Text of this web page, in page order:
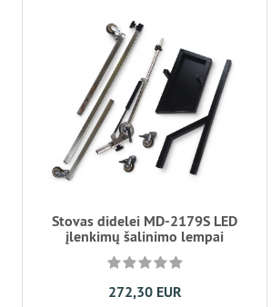
Stovas didelei MD-2179S LED
įlenkimų šalinimo lempai
272,30 EUR